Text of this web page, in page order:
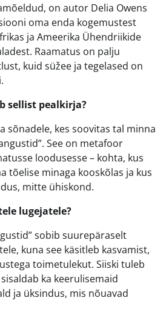
on autor Delia Owens
oma enda kogemustest
ja Ameerika Ühendriikide
Raamatus on palju
kuid süžee ja tegelased on
sellist pealkirja?
sõnadele, kes soovitas tal minna
See on metafoor
loodusesse – kohta, kus
tõelise minaga kooskõlas ja kus
mitte ühiskond.
lugejatele?
sobib suurepäraselt
kuna see käsitleb kasvamist,
toimetulekut. Siiski tuleb
ka keerulisemaid
ja üksindus, mis nõuavad